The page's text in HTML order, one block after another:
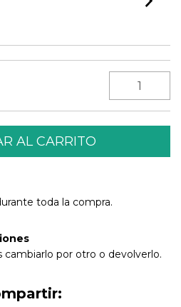
toda la compra.
cambiarlo por otro o devolverlo.